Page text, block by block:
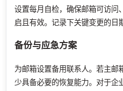
设置每月自检，确保邮箱可访问
启且有效。记录下关键变更的日
备份与应急方案
为邮箱设置备用联系人。若主邮
少具备必要的恢复能力。对于企